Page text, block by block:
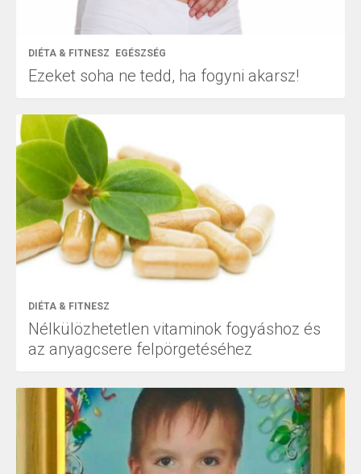
DIÉTA & FITNESZ EGÉSZSÉG
Ezeket soha ne tedd, ha fogyni akarsz!
DIÉTA & FITNESZ
Nélkülözhetetlen vitaminok fogyáshoz és
az anyagcsere felpörgetéséhez